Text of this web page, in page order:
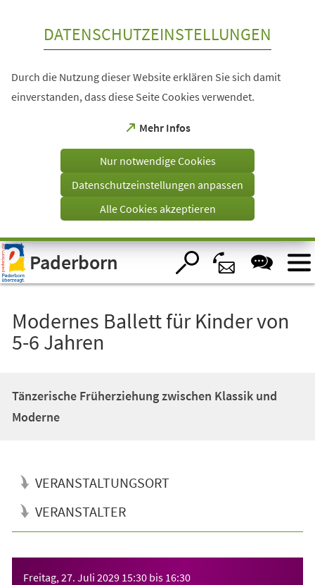
Visuelle
Assistenzsoftware
öffnen.
DATENSCHUTZEINSTELLUNGEN
Durch die Nutzung dieser Website erklären Sie sich damit
einverstanden, dass diese Seite Cookies verwendet.
Mehr Infos
(Öffnet
einem
Tab)
Nur notwendige Cookies
Datenschutzeinstellungen anpassen
Alle Cookies akzeptieren
Paderborn
Modernes Ballett für Kinder von
5-6 Jahren
Tänzerische Früherziehung zwischen Klassik und
Moderne
VERANSTALTUNGSORT
VERANSTALTER
Freitag, 27. Juli 2029 15:30 bis 16:30